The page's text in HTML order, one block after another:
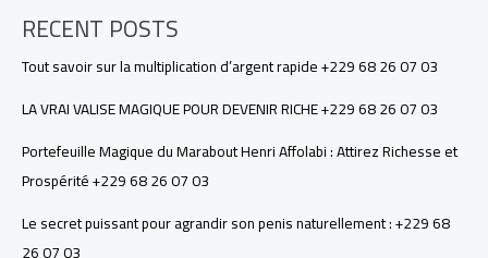
RECENT POSTS
Tout savoir sur la multiplication d’argent rapide +229 68 26 07 03
LA VRAI VALISE MAGIQUE POUR DEVENIR RICHE +229 68 26 07 03
Portefeuille Magique du Marabout Henri Affolabi : Attirez Richesse et
Prospérité +229 68 26 07 03
Le secret puissant pour agrandir son penis naturellement : +229 68